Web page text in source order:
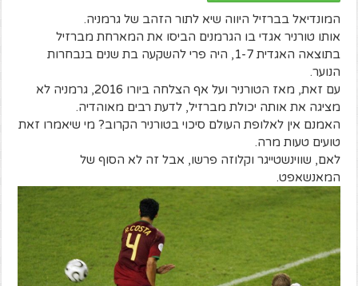
המונדיאל בברזיל היווה שיא לתור הזהב של גרמניה.
אותו טורניר אגדי בו הגרמנים הביסו את המארחת מברזיל
בתוצאה האגדית 1-7, היה פרי להשקעה בת שנים בנבחרות
הנוער.
עם זאת, מאז הטורניר ועל אף הצלחה ביורו 2016, גרמניה לא
מציגה את אותה יכולת מברזיל, לדעת רבים מאוהדיה.
האמנם אין לאלופת העולם סיכוי בטורניר הקרוב? מי שיאמרו זאת
טועים טעות מרה.
לאם, שווינשטייגר וקלוזה פרשו, אבל זה לא הסוף של
המאנשאפט.